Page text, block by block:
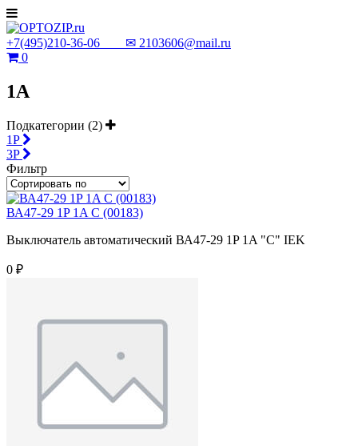
+7(495)210-36-06 ✉ 2103606@mail.ru
0
1А
Подкатегории (2)
1P
3P
Фильтр
ВА47-29 1P 1A C (00183)
Выключатель автоматический ВА47-29 1P 1A "C" IEK
0 ₽